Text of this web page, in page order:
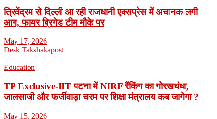
त्रिवेंद्रम से दिल्ली आ रही राजधानी एक्सप्रेस में अचानक लगी
आग, फायर ब्रिगेड टीम मौके पर
May 17, 2026
Desk Takshakapost
Education
TP Exclusive-IIT पटना में NIRF रैंकिंग का गोरखधंधा,
जालसाजी और फर्जीवाड़ा चरम पर शिक्षा मंत्रालय कब जागेगा ?
May 15, 2026